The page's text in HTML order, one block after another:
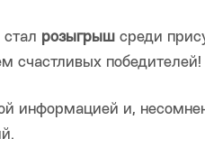
розыгрыш среди
счастливых победителей!
информацией и,